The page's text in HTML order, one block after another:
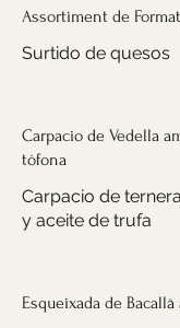
Assortiment de
Surtido de quesos
Carpacio de Vedella
tòfona
Carpacio de
y aceite de trufa
Esqueixada de